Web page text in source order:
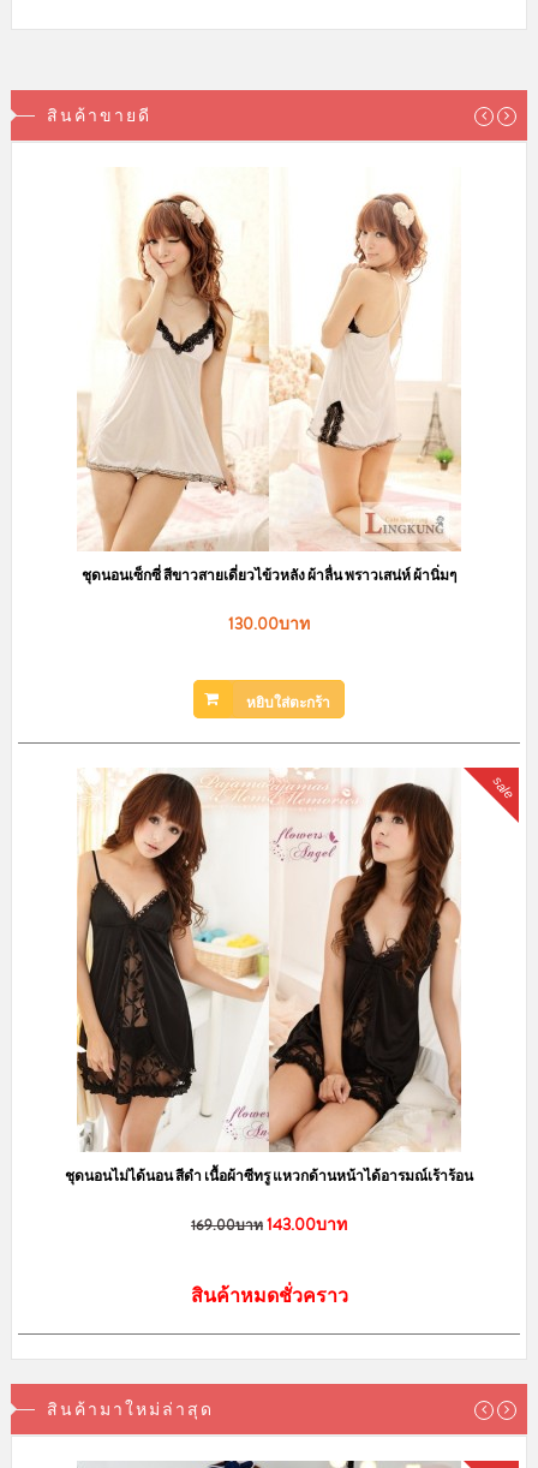
สินค้าขายดี
ชุดนอนเซ็กซี่ สีขาวสายเดี่ยวไข้วหลัง ผ้าลื่น พราวเสน่ห์ ผ้านิ่มๆ
130.00บาท
หยิบใส่ตะกร้า
sale
ชุดนอนไม่ได้นอน สีดำ เนื้อผ้าซีทรู แหวกด้านหน้าได้อารมณ์เร้าร้อน
169.00บาท143.00บาท
สินค้าหมดชั่วคราว
สินค้ามาใหม่ล่าสุด